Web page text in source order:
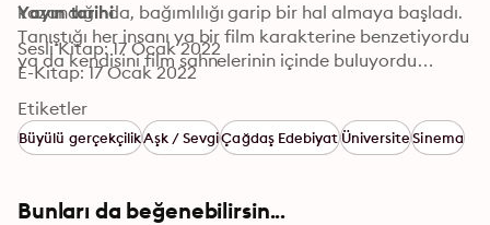
kazandığında, bağımlılığı garip bir hal almaya başladı.
Tanıştığı her insanı ya bir film karakterine benzetiyordu
ya da kendisini film sahnelerinin içinde buluyordu…
Yayın tarihi
Sesli Kitap: 17 Ocak 2022
E-Kitap: 17 Ocak 2022
Etiketler
Büyülü gerçekçilikAşk / SevgiÇağdaş EdebiyatÜniversiteSinema
Bunları da beğenebilirsin...